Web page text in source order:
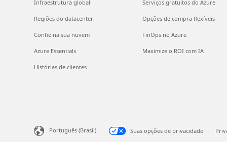
Infraestrutura global
Regiões do datacenter
Confie na sua nuvem
Azure Essentials
Histórias de clientes
Serviços gratuitos do Azure
Opções de compra flexíveis
FinOps no Azure
Maximize o ROI com IA
Português (Brasil) Suas opções de privacidade